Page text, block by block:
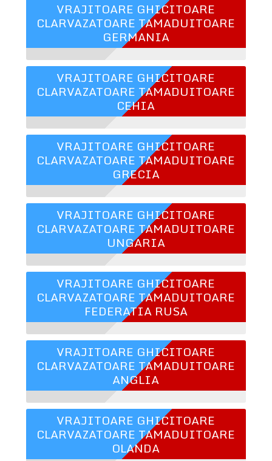
VRAJITOARE GHICITOARE
CLARVAZATOARE TAMADUITOARE
GERMANIA
VRAJITOARE GHICITOARE
CLARVAZATOARE TAMADUITOARE
CEHIA
VRAJITOARE GHICITOARE
CLARVAZATOARE TAMADUITOARE
GRECIA
VRAJITOARE GHICITOARE
CLARVAZATOARE TAMADUITOARE
UNGARIA
VRAJITOARE GHICITOARE
CLARVAZATOARE TAMADUITOARE
FEDERATIA RUSA
VRAJITOARE GHICITOARE
CLARVAZATOARE TAMADUITOARE
ANGLIA
VRAJITOARE GHICITOARE
CLARVAZATOARE TAMADUITOARE
OLANDA